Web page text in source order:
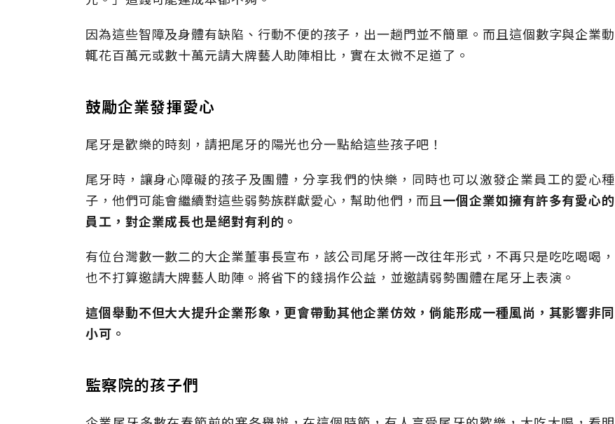
因為這些智障及身體有缺陷、行動不便的孩子，出一趟門並不簡單。而且這個數字與企業動
輒花百萬元或數十萬元請大牌藝人助陣相比，實在太微不足道了。
鼓勵企業發揮愛心
尾牙是歡樂的時刻，請把尾牙的陽光也分一點給這些孩子吧！
尾牙時，讓身心障礙的孩子及團體，分享我們的快樂，同時也可以激發企業員工的愛心種
子，他們可能會繼續對這些弱勢族群獻愛心，幫助他們，而且一個企業如擁有許多有愛心的
員工，對企業成長也是絕對有利的。
有位台灣數一數二的大企業董事長宣布，該公司尾牙將一改往年形式，不再只是吃吃喝喝，
也不打算邀請大牌藝人助陣。將省下的錢捐作公益，並邀請弱勢團體在尾牙上表演。
這個舉動不但大大提升企業形象，更會帶動其他企業仿效，倘能形成一種風尚，其影響非同
小可。
監察院的孩子們